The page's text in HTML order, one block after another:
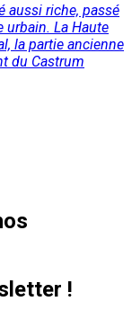
aussi riche, passé
urbain. La Haute
la partie ancienne
du Castrum
!